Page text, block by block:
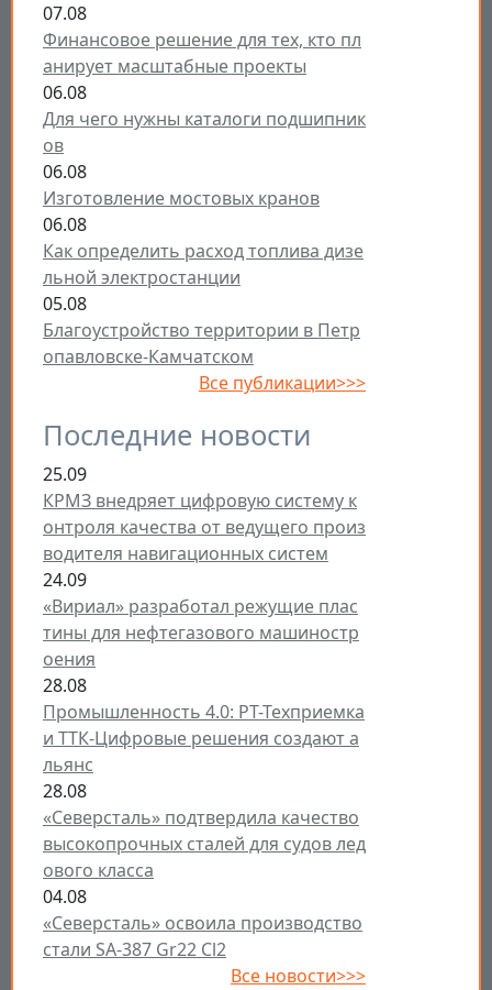
07.08
Финансовое решение для тех, кто пл
анирует масштабные проекты
06.08
Для чего нужны каталоги подшипник
ов
06.08
Изготовление мостовых кранов
06.08
Как определить расход топлива дизе
льной электростанции
05.08
Благоустройство территории в Петр
опавловске-Камчатском
Все публикации>>>
Последние новости
25.09
КРМЗ внедряет цифровую систему к
онтроля качества от ведущего произ
водителя навигационных систем
24.09
«Вириал» разработал режущие плас
тины для нефтегазового машиностр
оения
28.08
Промышленность 4.0: РТ-Техприемка
и ТТК-Цифровые решения создают а
льянс
28.08
«Северсталь» подтвердила качество
высокопрочных сталей для судов лед
ового класса
04.08
«Северсталь» освоила производство
стали SA-387 Gr22 Cl2
Все новости>>>